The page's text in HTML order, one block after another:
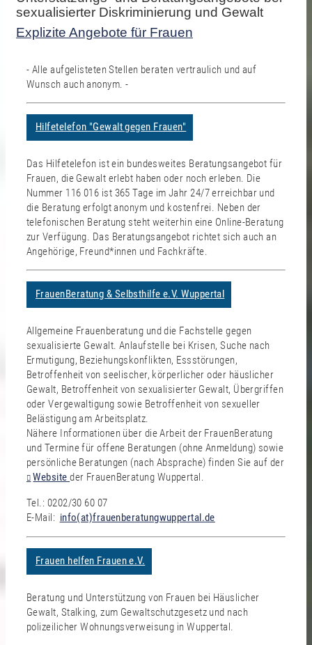
sexualisierter Diskriminierung und Gewalt
Explizite Angebote für Frauen
- Alle aufgelisteten Stellen beraten vertraulich und auf
Wunsch auch anonym. -
Hilfetelefon "Gewalt gegen Frauen"
Das Hilfetelefon ist ein bundesweites Beratungsangebot für
Frauen, die Gewalt erlebt haben oder noch erleben. Die
Nummer 116 016 ist 365 Tage im Jahr 24/7 erreichbar und
die Beratung erfolgt anonym und kostenfrei. Neben der
telefonischen Beratung steht weiterhin eine Online-Beratung
zur Verfügung. Das Beratungsangebot richtet sich auch an
Angehörige, Freund*innen und Fachkräfte.
FrauenBeratung & Selbsthilfe e.V. Wuppertal
Allgemeine Frauenberatung und die Fachstelle gegen
sexualisierte Gewalt. Anlaufstelle bei Krisen, Suche nach
Ermutigung, Beziehungskonflikten, Essstörungen,
Betroffenheit von seelischer, körperlicher oder häuslicher
Gewalt, Betroffenheit von sexualisierter Gewalt, Übergriffen
oder Vergewaltigung sowie Betroffenheit von sexueller
Belästigung am Arbeitsplatz.
Nähere Informationen über die Arbeit der FrauenBeratung
und Termine für offene Beratungen (ohne Anmeldung) sowie
persönliche Beratungen (nach Absprache) finden Sie auf der
Websiteder FrauenBeratung Wuppertal.
Tel.: 0202/30 60 07
E-Mail: info(at)frauenberatungwuppertal.de
Frauen helfen Frauen e.V.
Beratung und Unterstützung von Frauen bei Häuslicher
Gewalt, Stalking, zum Gewaltschutzgesetz und nach
polizeilicher Wohnungsverweisung in Wuppertal.